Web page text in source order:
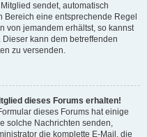
sendet, automatisch
eine entsprechende Regel
von jemandem erhältst, so kannst
kann dem betreffenden
zu versenden.
dieses Forums erhalten!
dieses Forums hat einige
solche Nachrichten senden,
die komplette E-Mail, die